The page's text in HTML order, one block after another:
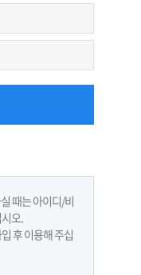
때는 아이디/비
오.
후 이용해 주십